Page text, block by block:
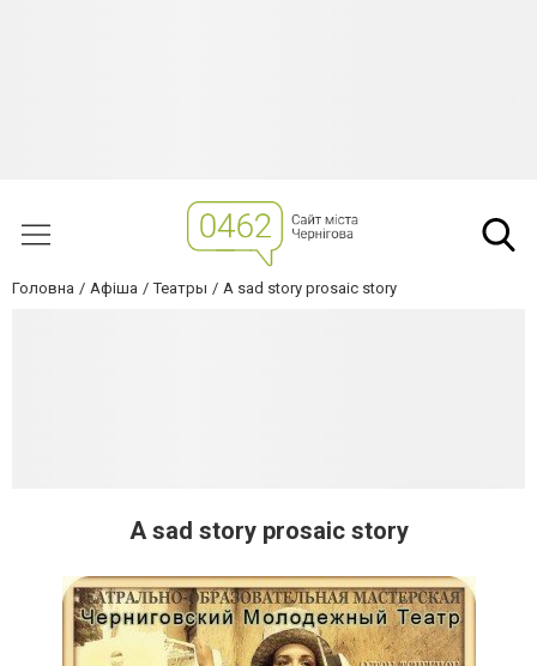
Головна Афіша Театры A sad story prosaic story
A sad story prosaic story